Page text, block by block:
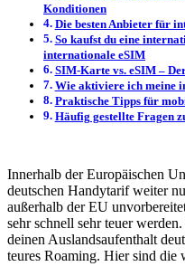
Konditionen
Die besten Anbieter für
So kaufst du eine
internationale eSIM
SIM-Karte vs. eSIM –
Wie aktiviere ich meine
Praktische Tipps für
Häufig gestellte Fragen
Innerhalb der Europäischen
deutschen Handytarif weiter
außerhalb der EU
sehr schnell sehr teuer
deinen Auslandsaufenthalt
teures Roaming. Hier sind